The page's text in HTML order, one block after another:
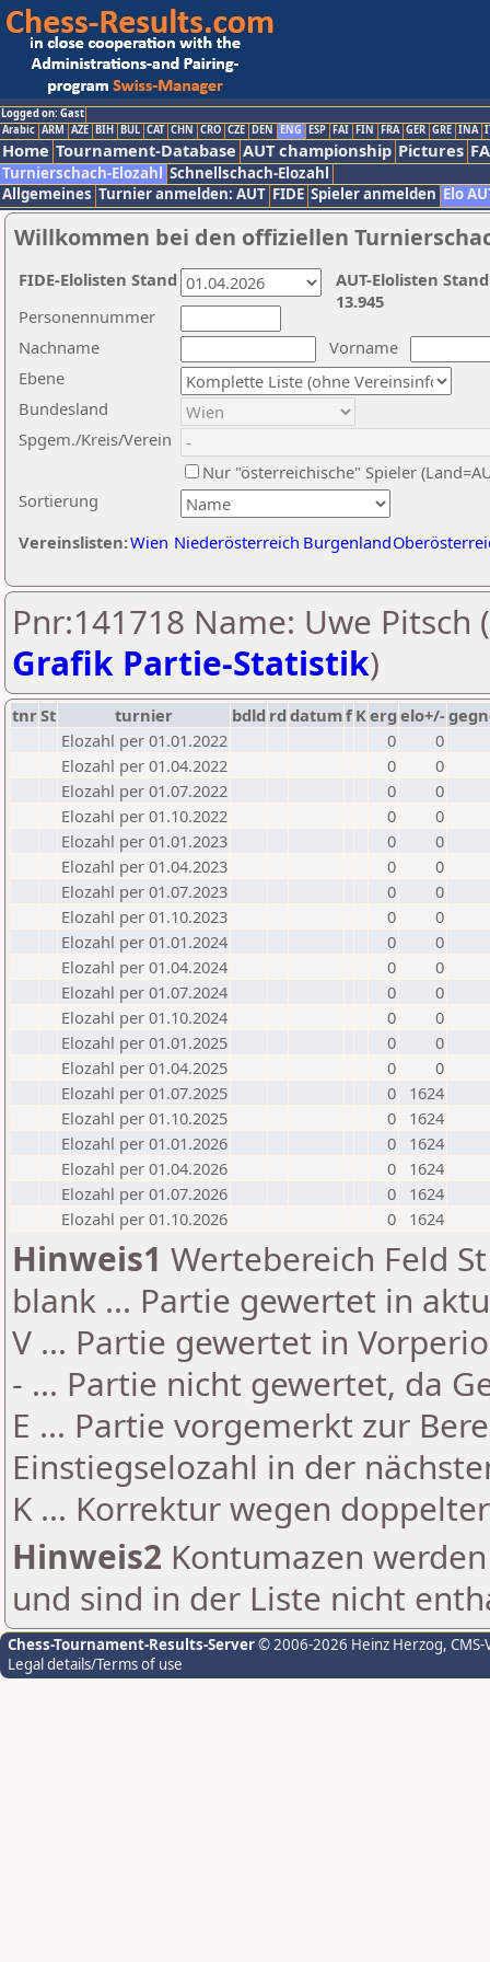
Logged on: Gast
Arabic ARM AZE BIH BUL CAT CHN CRO CZE DEN ENG ESP FAI FIN FRA GER GRE INA
Home Tournament-Database AUT championship Pictures
Turnierschach-Elozahl Schnellschach-Elozahl
Allgemeines Turnier anmelden: AUT FIDE Spieler anmelden Elo
Willkommen bei den offiziellen
Nachname
Vorname
Ebene
Sortierung
Personennummer
Bundesland
Spgem./Kreis/Verein
Nur "österreichische" Spieler
Vereinslisten:Wien Niederösterreich Burgenland
AUT-Elolisten
13.945
FIDE-Elolisten Stand
Pnr:141718 Name: Uwe Pitsch (
Grafik Partie-Statistik)
tnrSt turnier bdld rd datumf Kerg elo+/-
Elozahl per 01.01.2022
0
0
Elozahl per 01.04.2022
0
0
Elozahl per 01.07.2022
0
0
Elozahl per 01.10.2022
0
0
Elozahl per 01.01.2023
0
0
Elozahl per 01.04.2023
0
0
Elozahl per 01.07.2023
0
0
Elozahl per 01.10.2023
0
0
Elozahl per 01.01.2024
0
0
Elozahl per 01.04.2024
0
0
Elozahl per 01.07.2024
0
0
Elozahl per 01.10.2024
0
0
Elozahl per 01.01.2025
0
0
Elozahl per 01.04.2025
0
0
Elozahl per 01.07.2025
0
1624
Elozahl per 01.10.2025
0
1624
Elozahl per 01.01.2026
0
1624
Elozahl per 01.04.2026
0
1624
Elozahl per 01.07.2026
0
1624
Elozahl per 01.10.2026
0 1624
Hinweis1 Wertebereich Feld
blank ... Partie gewertet in
V ... Partie gewertet in
- ... Partie nicht gewertet, da
E ... Partie vorgemerkt zur
Einstiegselozahl in der
K ... Korrektur wegen
Hinweis2 Kontumazen
und sind in der Liste nicht
Chess-Tournament-Results-Server© 2006-2026 Heinz Herzog,
Legal details/Terms of use